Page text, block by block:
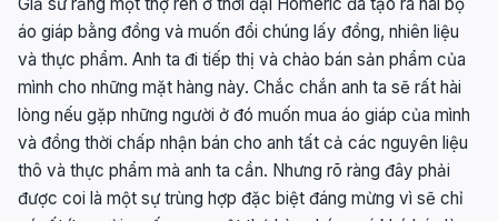
Giả sử rằng một thợ rèn ở thời đại Homeric đã tạo ra hai bộ
áo giáp bằng đồng và muốn đổi chúng lấy đồng, nhiên liệu
và thực phẩm. Anh ta đi tiếp thị và chào bán sản phẩm của
mình cho những mặt hàng này. Chắc chắn anh ta sẽ rất hài
lòng nếu gặp những người ở đó muốn mua áo giáp của mình
và đồng thời chấp nhận bán cho anh tất cả các nguyên liệu
thô và thực phẩm mà anh ta cần. Nhưng rõ ràng đây phải
được coi là một sự trùng hợp đặc biệt đáng mừng vì sẽ chỉ